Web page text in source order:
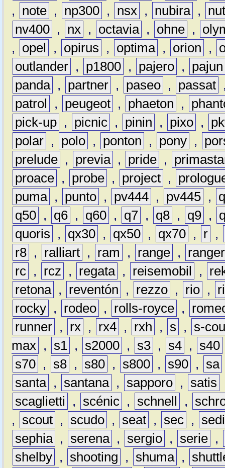
,
note , np300 , nsx , nubira ,
nv400 , nx , octavia , ohne ,
,
opel , opirus , optima , orion ,
outlander , p1800 , pajero ,
pajun
panda , partner , paseo , passat
patrol
, peugeot , phaeton ,
pick-up , picnic , pinin , pixo ,
polar , polo , ponton , pony ,
prelude , previa , pride ,
proace , probe , project ,
puma , punto , pv444 , pv445 ,
q50 , q6 , q60 , q7 , q8 , q9 ,
quoris
, qx30 , qx50 , qx70 , r ,
r8 , ralliart , ram , range ,
ranger
rc , rcz , regata , reisemobil ,
retona , reventón , rezzo , rio ,
rocky , rodeo , rolls-royce ,
runner , rx , rx4 , rxh , s ,
s-
max , s1 , s2000 , s3 , s4 , s40
s70 , s8 , s80 , s800 , s90 , sa
santa , santana , sapporo , satis
scaglietti
, scénic , schnell ,
,
scout , scudo , seat , sec ,
sephia , serena , sergio , serie ,
shelby , shooting , shuma ,